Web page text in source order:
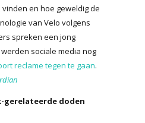
vinden en hoe geweldig de
van Velo volgens
spreken een jong
sociale media nog
reclame tegen te gaan.
gerelateerde doden